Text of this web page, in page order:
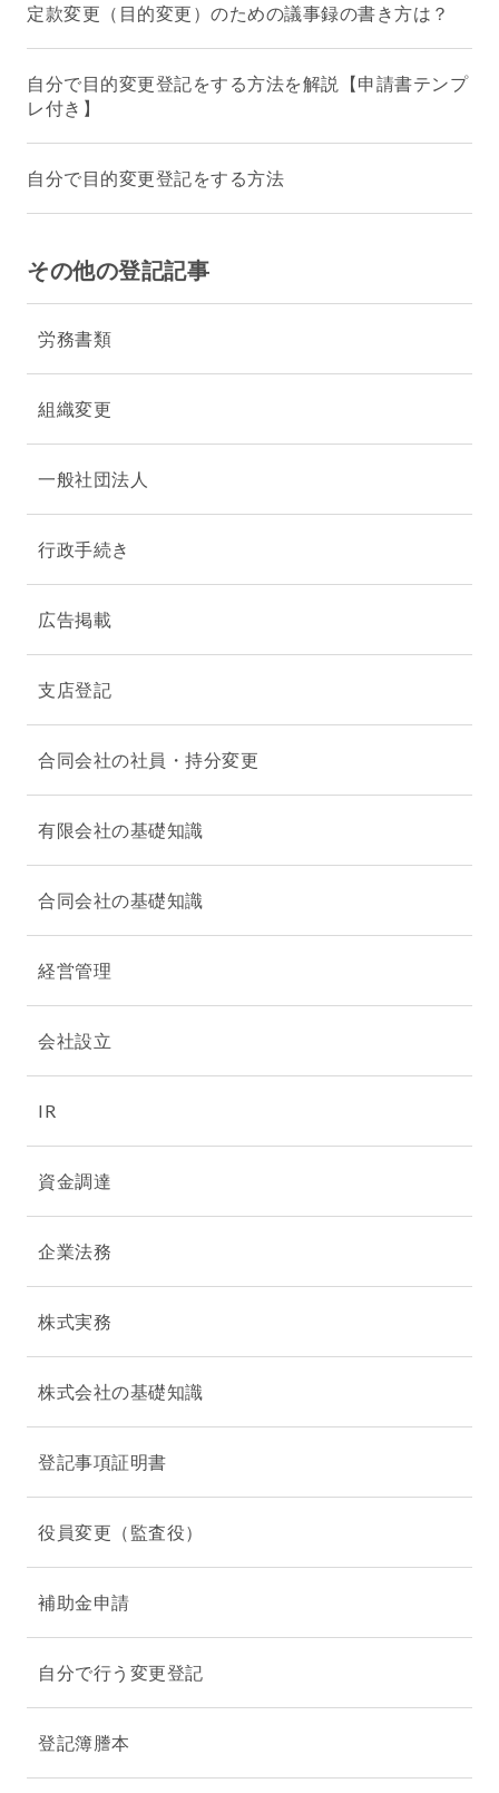
定款変更（目的変更）のための議事録の書き方は？
自分で目的変更登記をする方法を解説【申請書テンプ
レ付き】
自分で目的変更登記をする方法
その他の登記記事
労務書類
組織変更
一般社団法人
行政手続き
広告掲載
支店登記
合同会社の社員・持分変更
有限会社の基礎知識
合同会社の基礎知識
経営管理
会社設立
IR
資金調達
企業法務
株式実務
株式会社の基礎知識
登記事項証明書
役員変更（監査役）
補助金申請
自分で行う変更登記
登記簿謄本